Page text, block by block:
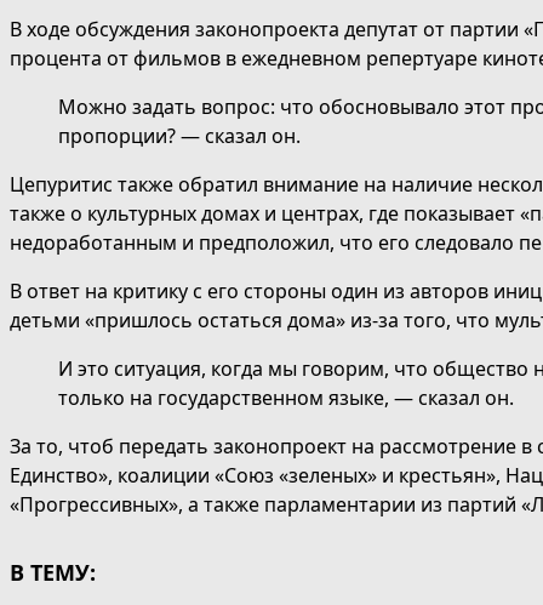
В ходе обсуждения законопроекта депутат от партии
процента от фильмов в ежедневном репертуаре
Можно задать вопрос: что обосновывало этот
пропорции? — сказал он.
Цепуритис также обратил внимание на наличие
также о культурных домах и центрах, где показывает
недоработанным и предположил, что его следовало
В ответ на критику с его стороны один из авторов
детьми «пришлось остаться дома» из-за того, что
И это ситуация, когда мы говорим, что общество
только на государственном языке, — сказал он.
За то, чтоб передать законопроект на рассмотрение
Единство», коалиции «Союз «зеленых» и крестьян»,
«Прогрессивных», а также парламентарии из партий
В ТЕМУ: